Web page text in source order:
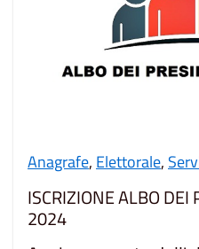
Anagrafe, Elettorale,
ISCRIZIONE ALBO DEI
2024